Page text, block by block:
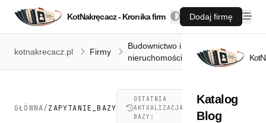
KotNakręcacz - Kronika firm Dodaj firmę
Katalog
Blog
kotnakrecacz.pl Firmy
Budownictwo i
nieruchomości
i zarządzanie
GŁÓWNA/ZAPYTANIE_BAZY
OSTATNIA
AKTUALIZACJA
BAZY:
07.08.2026,
21:41